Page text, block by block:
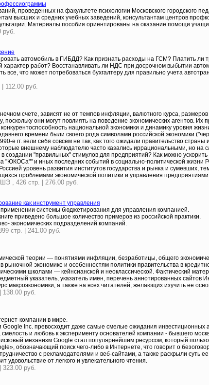
проведенных на факультете психологии Московского городского
высших и средних учебных заведений, консультантам центров
Материалы пособия ориентированы на оказание помощи
руб.
автомобиль в ГИБДД? Как признать расходы на ГСМ? Платить ли
работ? Восстанавливать ли НДС при досрочном выбытии
все, что может потребоваться бухгалтеру для правильно учета
112.00 руб.
счете, зависят не от темпов инфляции, валютного курса,
поскольку они могут повлиять на поведение экономических агентов.
национальной экономики и динамику уровня
времени были своего рода символами российской экономики
е гг. вели себя совсем не так, как того ожидали правительство
внешнему наблюдателю часто казались иррациональными, но
в создании "правильных" стимулов для предприятий? Как можно
"ЮКОСа"" и иных последних событий в социально-политической
уровень развития институтов государства и рынка и сумевших,
проблемами экономической политики и управления
, 426 стр. | 276.00 руб.
как инструмент управления
системы бюджетирования для управления компанией.
приведено большое количество примеров из российской практики.
экономических подразделений компаний.
стр. | 241.00 руб.
теории — понятиями инфляции, безработицы, общего
рыночной экономике и особенностям политики правительства в
школами — кейнсианской и неоклассической. Фактический
указатель, указатель имен, перечень аннотированных сайтов
макроэкономики, а также на всех читателей, желающих изучить ее
138.00 руб.
компании в мире.
Inc. превосходит даже самые смелые ожидания инвестиционных
смелость и любовь к эксперименту основателей компании - бывшего
механизм Google стал популярнейшим ресурсом, который
обозначающий поиск чего-либо в Интернете, что говорит о
с рекламодателями и веб-сайтами, а также раскрыли суть
удовольствие от легкого и увлекательного чтения.
323.00 руб.